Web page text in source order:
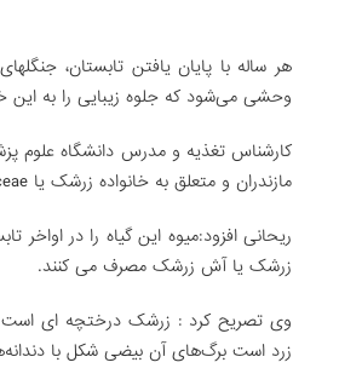
هر ساله با پایان یافتن تابستان،
وحشی می‌شود که جلوه زیبایی را به
کارشناس تغذیه و مدرس دانشگاه علوم
مازندران و متعلق به خانواده زرشک یا Berberidaceae است.
ریحانی افزود:میوه این گیاه را در
زرشک یا آش زرشک مصرف می کنند.
وی تصریح کرد : زرشک درختچه ای است
زرد است برگ‌های آن بیضی شکل با